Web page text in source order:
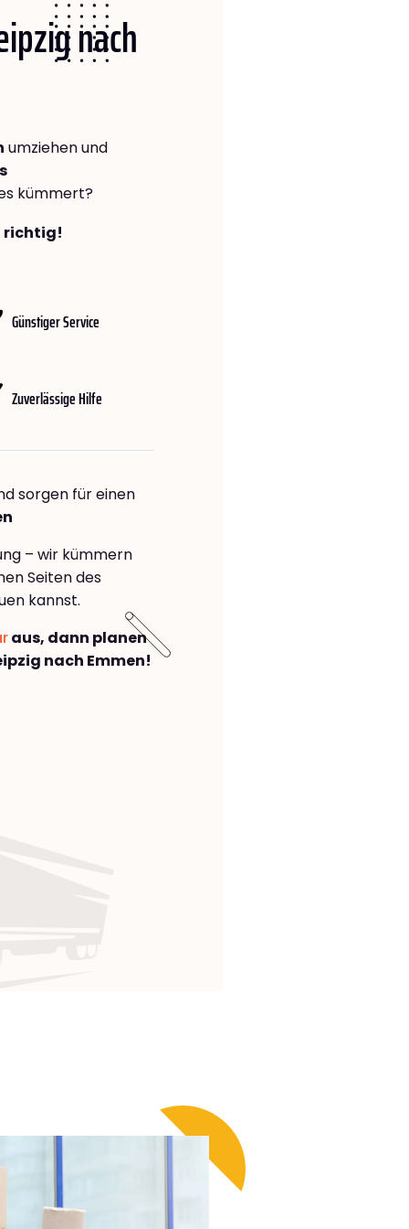
nach
umziehen und
kümmert?
richtig!
Günstiger Service
Zuverlässige Hilfe
sorgen für einen
– wir kümmern
Seiten des
kannst.
aus, dann planen
nach Emmen!